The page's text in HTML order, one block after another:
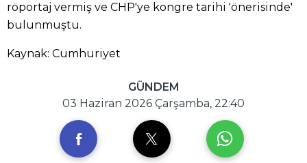
röportaj vermiş ve CHP'ye kongre tarihi 'önerisinde'
bulunmuştu.
Kaynak: Cumhuriyet
GÜNDEM
03 Haziran 2026 Çarşamba, 22:40